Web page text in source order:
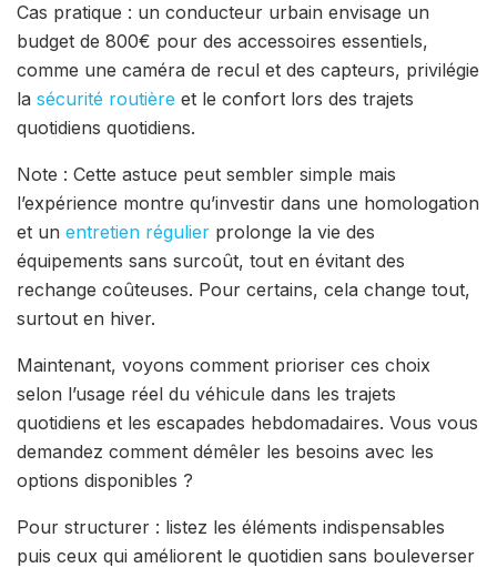
Cas pratique : un conducteur urbain envisage un
budget de 800€ pour des accessoires essentiels,
comme une caméra de recul et des capteurs, privilégie
la sécurité routière et le confort lors des trajets
quotidiens quotidiens.
Note : Cette astuce peut sembler simple mais
l’expérience montre qu’investir dans une homologation
et un entretien régulier prolonge la vie des
équipements sans surcoût, tout en évitant des
rechange coûteuses. Pour certains, cela change tout,
surtout en hiver.
Maintenant, voyons comment prioriser ces choix
selon l’usage réel du véhicule dans les trajets
quotidiens et les escapades hebdomadaires. Vous vous
demandez comment démêler les besoins avec les
options disponibles ?
Pour structurer : listez les éléments indispensables
puis ceux qui améliorent le quotidien sans bouleverser